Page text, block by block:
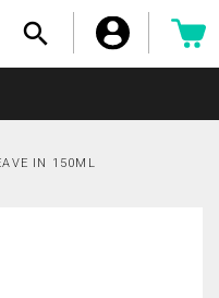

IN 150ML